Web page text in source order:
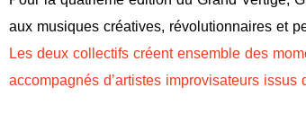
aux musiques créatives, révolutionnaires et
Les deux collectifs créent ensemble des
accompagnés d’artistes improvisateurs